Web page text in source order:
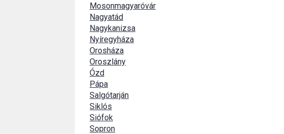
Mosonmagyaróvár
Nagyatád
Nagykanizsa
Nyíregyháza
Orosháza
Oroszlány
Ózd
Pápa
Salgótarján
Siklós
Siófok
Sopron